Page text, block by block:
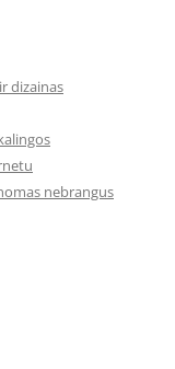
dizainas
nebrangus